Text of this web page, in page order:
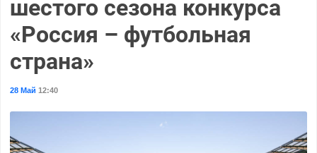
шестого сезона конкурса
«Россия – футбольная
страна»
28 Май 12:40